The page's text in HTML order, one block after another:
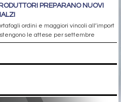
PREPARANO NUOVI
ordini e maggiori vincoli all’import
le attese per settembre